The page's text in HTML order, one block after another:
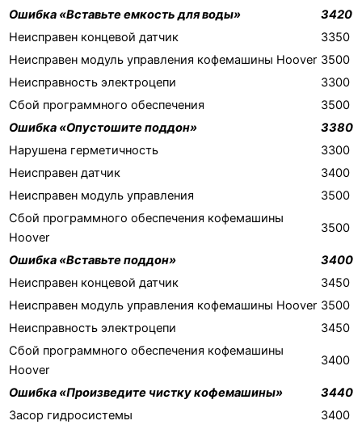
Ошибка «Вставьте емкость для воды»
3420
Неисправен концевой датчик
3350
Неисправен модуль управления кофемашины Hoover 3500
Неисправность электроцепи
3300
Сбой программного обеспечения
3500
Ошибка «Опустошите поддон»
3380
Нарушена герметичность
3300
Неисправен датчик
3400
Неисправен модуль управления
3500
Сбой программного обеспечения кофемашины
Hoover
3500
Ошибка «Вставьте поддон»
3400
Неисправен концевой датчик
3450
Неисправен модуль управления кофемашины Hoover 3500
Неисправность электроцепи
3450
Сбой программного обеспечения кофемашины
Hoover
3400
Ошибка «Произведите чистку кофемашины»
3440
Засор гидросистемы
3400